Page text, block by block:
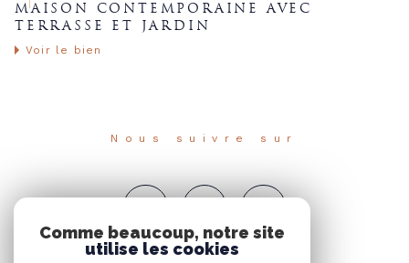
MAISON CONTEMPORAINE AVEC
TERRASSE ET JARDIN
Voir le bien
Nous suivre sur
Comme beaucoup, notre site
utilise les cookies